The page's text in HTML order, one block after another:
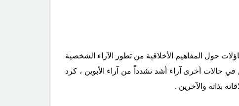
حول المفاهيم الأخلاقية من تطور الآراء الشخصية
في حالات أخرى آراء أشد تشدداً من آراء الأبوين ، كرد
بذاته والآخرين .